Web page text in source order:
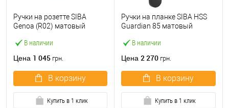
В наличии
Ручки на розетте SIBA
Genoa (R02) матовый
Цена 1 045 грн.
В корзину
Купить в 1 клик
В наличии
Ручки на планке SIBA HSS
Guardian 85 матовый
Цена 2 270 грн.
В корзину
Купить в 1 клик